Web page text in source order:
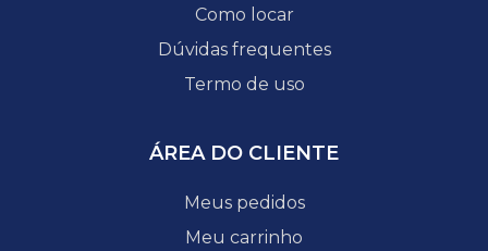
Como locar
Dúvidas frequentes
Termo de uso
ÁREA DO CLIENTE
Meus pedidos
Meu carrinho